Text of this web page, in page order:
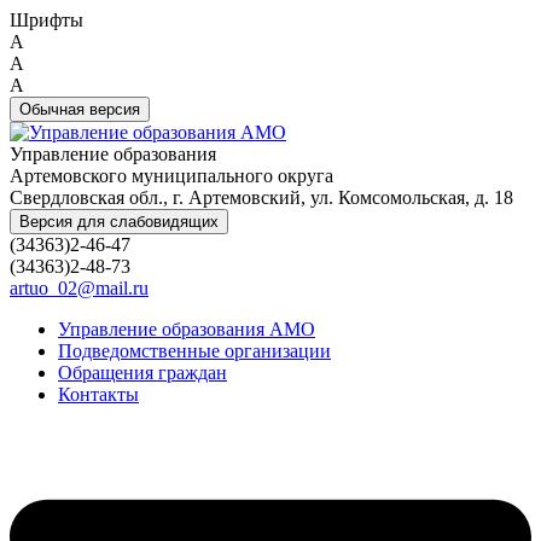
Шрифты
A
A
A
Обычная версия
Управление образования
Артемовского муниципального округа
Свердловская обл., г. Артемовский, ул. Комсомольская, д. 18
Версия для слабовидящих
(34363)2-46-47
(34363)2-48-73
artuo_02@mail.ru
Управление образования АМО
Подведомственные организации
Обращения граждан
Контакты